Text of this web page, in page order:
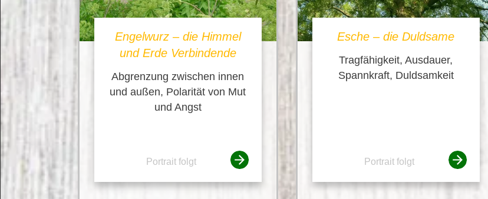
Engelwurz – die Himmel
und Erde Verbindende
Abgrenzung zwischen innen
und außen, Polarität von Mut
und Angst
Portrait folgt
Esche – die Duldsame
Tragfähigkeit, Ausdauer,
Spannkraft, Duldsamkeit
Portrait folgt